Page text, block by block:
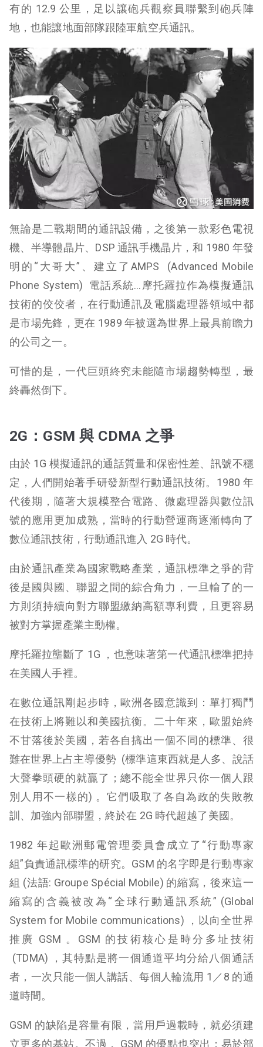
有的 12.9 公里，足以讓砲兵觀察員聯繫到砲兵陣
地，也能讓地面部隊跟陸軍航空兵通訊。
無論是二戰期間的通訊設備，之後第一款彩色電視
機、半導體晶片、DSP 通訊手機晶片，和 1980 年發
明的“大哥大”、建立了AMPS (Advanced Mobile
Phone System) 電話系統…摩托羅拉作為模擬通訊
技術的佼佼者，在行動通訊及電腦處理器領域中都
是市場先鋒，更在 1989 年被選為世界上最具前瞻力
的公司之一。
可惜的是，一代巨頭終究未能隨市場趨勢轉型，最
終轟然倒下。
2G：GSM 與 CDMA 之爭
由於 1G 模擬通訊的通話質量和保密性差、訊號不穩
定，人們開始著手研發新型行動通訊技術。1980 年
代後期，隨著大規模整合電路、微處理器與數位訊
號的應用更加成熟，當時的行動營運商逐漸轉向了
數位通訊技術，行動通訊進入 2G 時代。
由於通訊產業為國家戰略產業，通訊標準之爭的背
後是國與國、聯盟之間的綜合角力，一旦輸了的一
方則須持續向對方聯盟繳納高額專利費，且更容易
被對方掌握產業主動權。
摩托羅拉壟斷了 1G ，也意味著第一代通訊標準把持
在美國人手裡。
在數位通訊剛起步時，歐洲各國意識到：單打獨鬥
在技術上將難以和美國抗衡。二十年來，歐盟始終
不甘落後於美國，若各自搞出一個不同的標準、很
難在世界上占主導優勢 (標準這東西就是人多、說話
大聲拳頭硬的就贏了；總不能全世界只你一個人跟
別人用不一樣的) 。它們吸取了各自為政的失敗教
訓、加強內部聯盟，終於在 2G 時代超越了美國。
1982 年起歐洲郵電管理委員會成立了“行動專家
組”負責通訊標準的研究。GSM 的名字即是行動專家
組 (法語: Groupe Spécial Mobile) 的縮寫，後來這一
縮寫的含義被改為“全球行動通訊系統” (Global
System for Mobile communications) ，以向全世界
推廣 GSM 。GSM 的技術核心是時分多址技術
(TDMA) ，其特點是將一個通道平均分給八個通話
者，一次只能一個人講話、每個人輪流用 1／8 的通
道時間。
GSM 的缺陷是容量有限，當用戶過載時，就必須建
立更多的基站。不過， GSM 的優點也突出：易於部